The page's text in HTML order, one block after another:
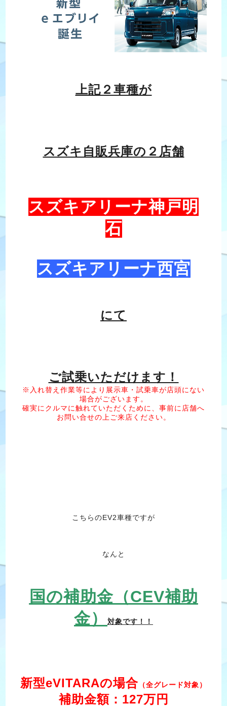
上記２車種が
スズキ自販兵庫の２店舗
スズキアリーナ神戸明
石
スズキアリーナ西宮
にて
ご試乗いただけます！
※入れ替え作業等により展示車・試乗車が店頭にない
場合がございます。
確実にクルマに触れていただくために、事前に店舗へ
お問い合せの上ご来店ください。
こちらのEV2車種ですが
なんと
国の補助金（CEV補助
金）
対象です！！
新型eVITARAの場合 （全グレード対象）
補助金額：127万円